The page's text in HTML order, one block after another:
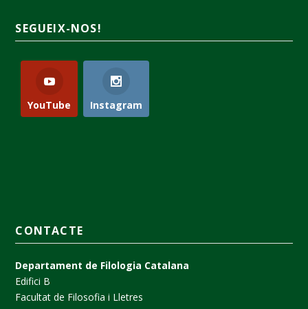
SEGUEIX-NOS!
YouTube Instagram
CONTACTE
Departament de Filologia Catalana
Edifici B
Facultat de Filosofia i Lletres